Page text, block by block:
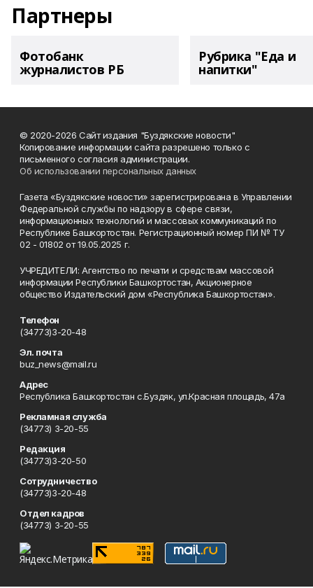
Партнеры
Фотобанк
журналистов РБ
Рубрика "Еда и
напитки"
© 2020-2026 Сайт издания "Буздякские новости"
Копирование информации сайта разрешено только с
письменного согласия администрации.
Об использовании персональных данных
Газета «Буздякские новости» зарегистрирована в Управлении
Федеральной службы по надзору в сфере связи,
информационных технологий и массовых коммуникаций по
Республике Башкортостан. Регистрационный номер ПИ № ТУ
02 - 01802 от 19.05.2025 г.
УЧРЕДИТЕЛИ: Агентство по печати и средствам массовой
информации Республики Башкортостан, Акционерное
общество Издательский дом «Республика Башкортостан».
Телефон
(34773)3-20-48
Эл. почта
buz_news@mail.ru
Адрес
Республика Башкортостан с.Буздяк, ул.Красная площадь, 47а
Рекламная служба
(34773) 3-20-55
Редакция
(34773)3-20-50
Сотрудничество
(34773)3-20-48
Отдел кадров
(34773) 3-20-55